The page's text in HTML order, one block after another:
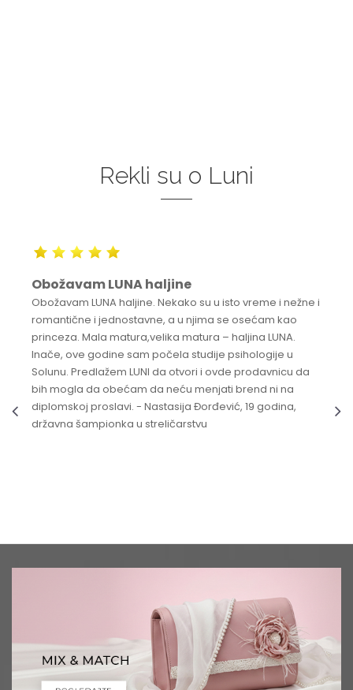
Rekli su o Luni
Obožavam LUNA haljine
Obožavam LUNA haljine. Nekako su u isto vreme i nežne i
romantične i jednostavne, a u njima se osećam kao
princeza. Mala matura,velika matura – haljina LUNA.
Inače, ove godine sam počela studije psihologije u
Solunu. Predlažem LUNI da otvori i ovde prodavnicu da
bih mogla da obećam da neću menjati brend ni na
diplomskoj proslavi. - Nastasija Đorđević, 19 godina,
državna šampionka u streličarstvu